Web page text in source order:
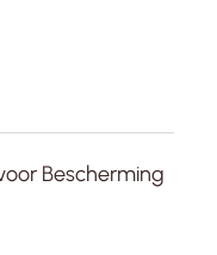
Bescherming